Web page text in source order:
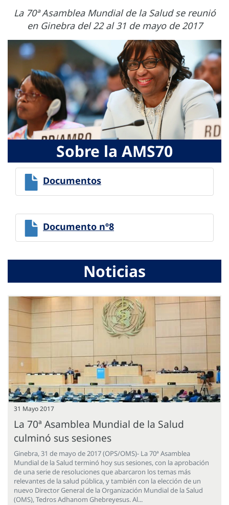
La 70ª Asamblea Mundial de la Salud se reunió
en Ginebra del 22 al 31 de mayo de 2017
Sobre la AMS70
Documentos
Documento nº8
Noticias
31 Mayo 2017
La 70ª Asamblea Mundial de la Salud
culminó sus sesiones
Ginebra, 31 de mayo de 2017 (OPS/OMS)- La 70ª Asamblea
Mundial de la Salud terminó hoy sus sesiones, con la aprobación
de una serie de resoluciones que abarcaron los temas más
relevantes de la salud pública, y también con la elección de un
nuevo Director General de la Organización Mundial de la Salud
(OMS), Tedros Adhanom Ghebreyesus. Al...